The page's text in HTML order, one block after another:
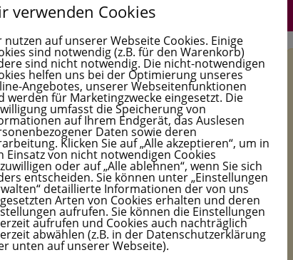
Filter anwenden
verwenden Cookies
nutzen auf unserer Webseite Cookies. Einige
sind notwendig (z.B. für den Warenkorb)
sind nicht notwendig. Die nicht-notwendigen
helfen uns bei der Optimierung unseres
Angebotes, unserer Webseitenfunktionen
werden für Marketingzwecke eingesetzt. Die
umfasst die Speicherung von
auf Ihrem Endgerät, das Auslesen
Daten sowie deren
Klicken Sie auf „Alle akzeptieren“, um in
Einsatz von nicht notwendigen Cookies
oder auf „Alle ablehnen“, wenn Sie sich
entscheiden. Sie können unter „Einstellungen
detaillierte Informationen der von uns
Arten von Cookies erhalten und deren
aufrufen. Sie können die Einstellungen
aufrufen und Cookies auch nachträglich
abwählen (z.B. in der Datenschutzerklärung
unten auf unserer Webseite).